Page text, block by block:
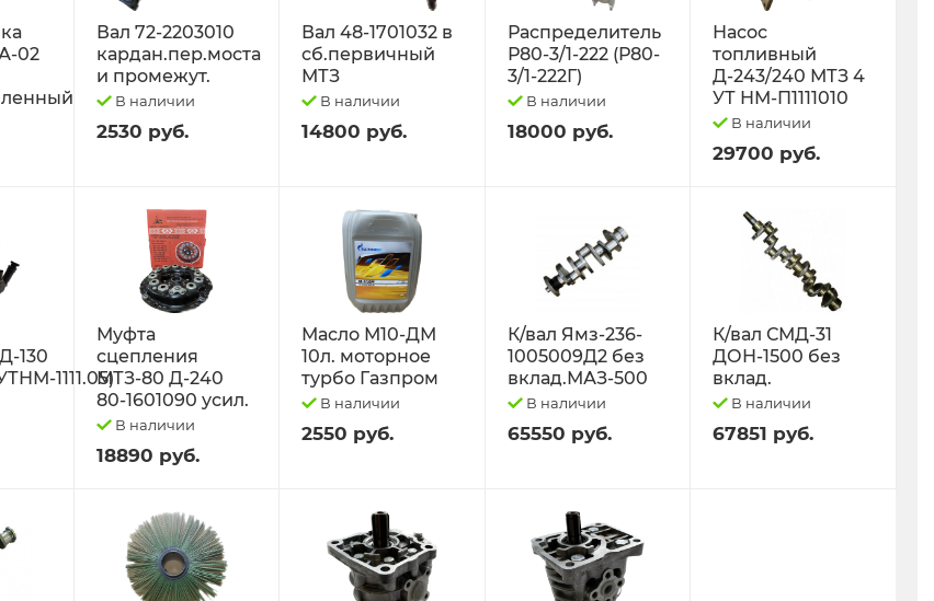
02
Вал 72-2203010
кардан.пер.моста
и промежут.
В наличии
2530 руб.
Вал 48-1701032 в
сб.первичный
МТЗ
В наличии
14800 руб.
Распределитель
Р80-3/1-222 (Р80-
3/1-222Г)
В наличии
18000 руб.
Насос
топливный
Д-243/240 МТЗ 4
УТ НМ-П1111010
В наличии
29700 руб.
130
1111.05)
Муфта
сцепления
МТЗ-80 Д-240
80-1601090 усил.
В наличии
18890 руб.
Масло М10-ДМ
10л. моторное
турбо Газпром
В наличии
2550 руб.
К/вал Ямз-236-
1005009Д2 без
вклад.МАЗ-500
В наличии
65550 руб.
К/вал СМД-31
ДОН-1500 без
вклад.
В наличии
67851 руб.